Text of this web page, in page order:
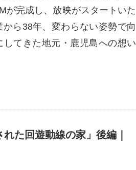
が完成し、放映がスタートいた
ら38年、変わらない姿勢で向
てきた地元・鹿児島への想い
た回遊動線の家」後編｜